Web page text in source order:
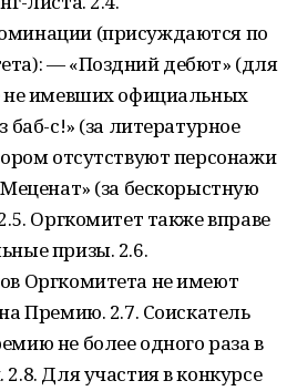
(присуждаются по
— «Поздний дебют» (для
не имевших официальных
с!» (за литературное
отсутствуют персонажи
(за бескорыстную
Оргкомитет также вправе
призы. 2.6.
Оргкомитета не имеют
Премию. 2.7. Соискатель
не более одного раза в
Для участия в конкурсе